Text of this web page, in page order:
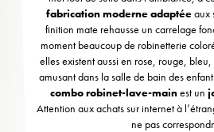
fabrication moderne adaptéeaux
finition mate rehausse un carrelage
moment beaucoup de robinetterie
elles existent aussi en rose, rouge,
amusant dans la salle de bain des
combo robinet-lave-mainest un
Attention aux achats sur internet à
ne pas